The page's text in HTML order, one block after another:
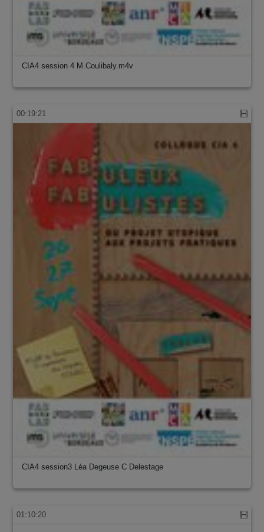
CIA4 session 4 M.Coulibaly.m4v
00:19:21
CIA4 session3 Léa Degeuse C Delestage
01:10:20